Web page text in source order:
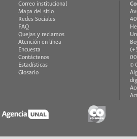
Correo institucional
Mapa del sitio
Redes Sociales
FAQ
Quejas y reclamos
Atención en línea
Encuesta
Contáctenos
Estadísticas
Glosario
©